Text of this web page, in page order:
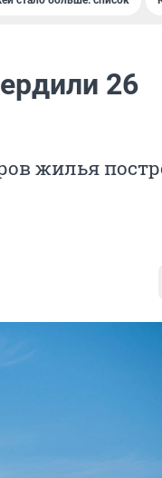
26
жилья